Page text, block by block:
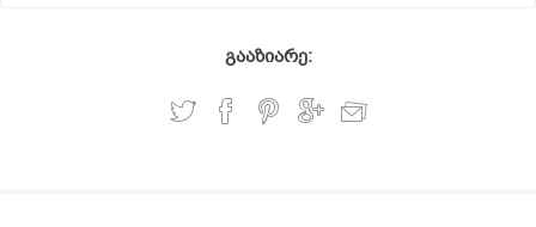
გააზიარე: